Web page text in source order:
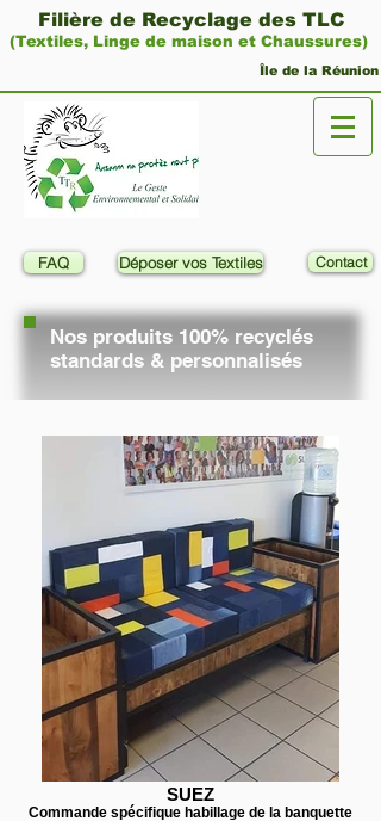
Filière de Recyclage des TLC
(Textiles, Linge de maison et Chaussures)
Île de la Réunion
FAQ Déposer vos Textiles Contact
Nos produits 100% recyclés
standards & personnalisés
SUEZ
Commande spécifique habillage de la banquette